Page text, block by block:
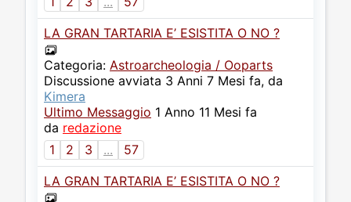
LA GRAN TARTARIA E’ ESISTITA O NO ?
Categoria: Astroarcheologia / Ooparts
Discussione avviata 3 Anni 7 Mesi fa, da
Kimera
Ultimo Messaggio 1 Anno 11 Mesi fa
da redazione
1
2 3 ... 57
LA GRAN TARTARIA E’ ESISTITA O NO ?